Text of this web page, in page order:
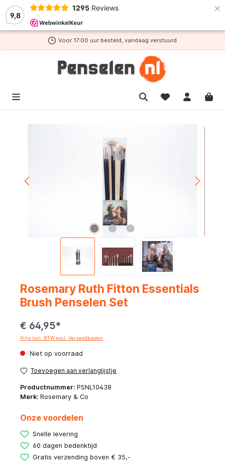
9,8
1295 Reviews ×
hoofdinhoud
Voor 17:00 uur besteld, vandaag verstuurd
Rosemary Ruth Fitton Essentials
Brush Penselen Set
€ 64,95*
Prijs incl. BTW excl. Verzendkosten
Niet op voorraad
Toevoegen aan verlanglijstje
Productnummer: PSNL10438
Merk: Rosemary & Co
Onze voordelen
Snelle levering
60 dagen bedenktijd
Gratis verzending boven € 35,-